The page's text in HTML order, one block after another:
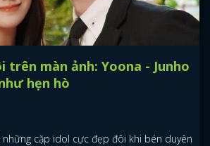
trên màn ảnh: Yoona - Junho
hẹn hò
những cặp idol cực đẹp đôi khi bén duyên